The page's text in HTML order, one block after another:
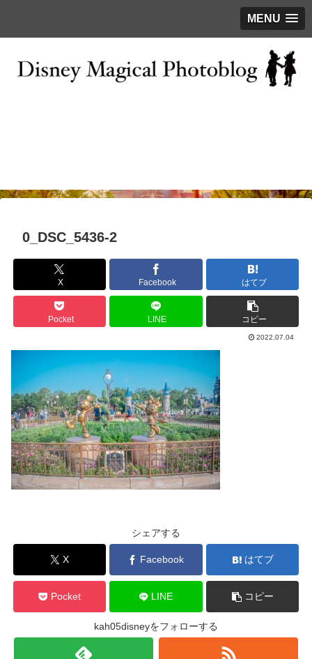
MENU
0_DSC_5436-2
X Facebook はてブ
Pocket LINE コピー
2022.07.04
シェアする
X Facebook はてブ
Pocket LINE コピー
kah05disneyをフォローする